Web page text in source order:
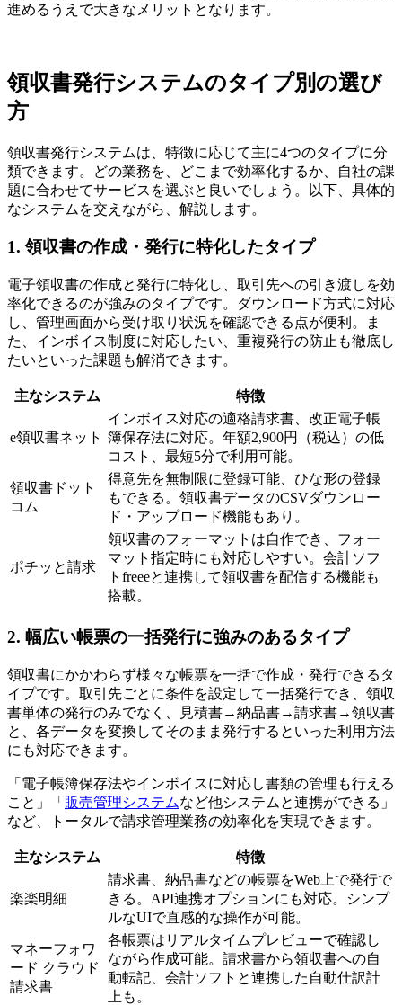
進めるうえで大きなメリットとなります。
領収書発行システムのタイプ別の選び
方
領収書発行システムは、特徴に応じて主に4つのタイプに分
類できます。どの業務を、どこまで効率化するか、自社の課
題に合わせてサービスを選ぶと良いでしょう。以下、具体的
なシステムを交えながら、解説します。
1. 領収書の作成・発行に特化したタイプ
電子領収書の作成と発行に特化し、取引先への引き渡しを効
率化できるのが強みのタイプです。ダウンロード方式に対応
し、管理画面から受け取り状況を確認できる点が便利。ま
た、インボイス制度に対応したい、重複発行の防止も徹底し
たいといった課題も解消できます。
主なシステム 特徴
e領収書ネット
インボイス対応の適格請求書、改正電子帳
簿保存法に対応。年額2,900円（税込）の低
コスト、最短5分で利用可能。
領収書ドット
コム
得意先を無制限に登録可能、ひな形の登録
もできる。領収書データのCSVダウンロー
ド・アップロード機能もあり。
ポチッと請求
領収書のフォーマットは自作でき、フォー
マット指定時にも対応しやすい。会計ソフ
トfreeeと連携して領収書を配信する機能も
搭載。
2. 幅広い帳票の一括発行に強みのあるタイプ
領収書にかかわらず様々な帳票を一括で作成・発行できるタ
イプです。取引先ごとに条件を設定して一括発行でき、領収
書単体の発行のみでなく、見積書→納品書→請求書→領収書
と、各データを変換してそのまま発行するといった利用方法
にも対応できます。
「電子帳簿保存法やインボイスに対応し書類の管理も行える
こと」「 販売管理システムなど他システムと連携ができる」
など、トータルで請求管理業務の効率化を実現できます。
主なシステム 特徴
楽楽明細
請求書、納品書などの帳票をWeb上で発行で
きる。API連携オプションにも対応。シンプ
ルなUIで直感的な操作が可能。
マネーフォワ
ード クラウド
請求書
各帳票はリアルタイムプレビューで確認し
ながら作成可能。請求書から領収書への自
動転記、会計ソフトと連携した自動仕訳計
上も。